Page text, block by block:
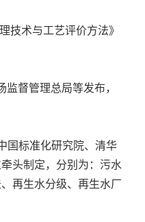
技术与工艺评价方法》
督管理总局等发布，
国标准化研究院、清华
头制定，分别为：污水
再生水分级、再生水厂